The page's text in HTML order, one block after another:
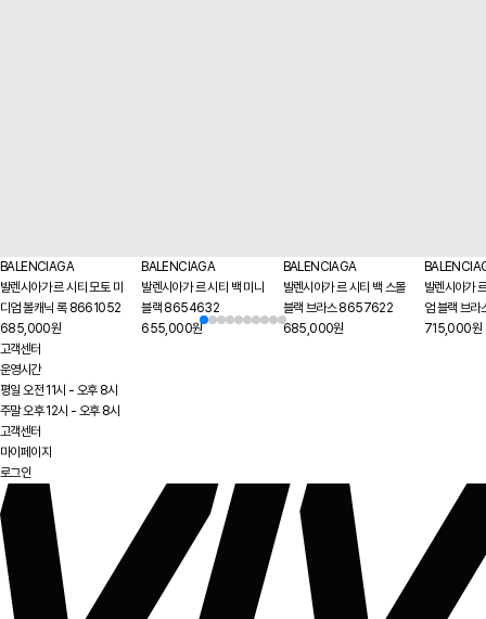
BALENCIAGA
발렌시아가 르 시티 모토 미
디엄 볼캐닉 록 8661052
685,000원
BALENCIAGA
발렌시아가 르 시티 백 미니
블랙 8654632
655,000원
BALENCIAGA
발렌시아가 르 시티 백 스몰
블랙 브라스 8657622
685,000원
발렌시아가
엄 블랙 브
715,000원
고객센터
운영시간
평일 오전 11시 - 오후 8시
주말 오후 12시 - 오후 8시
고객센터
마이페이지
로그인